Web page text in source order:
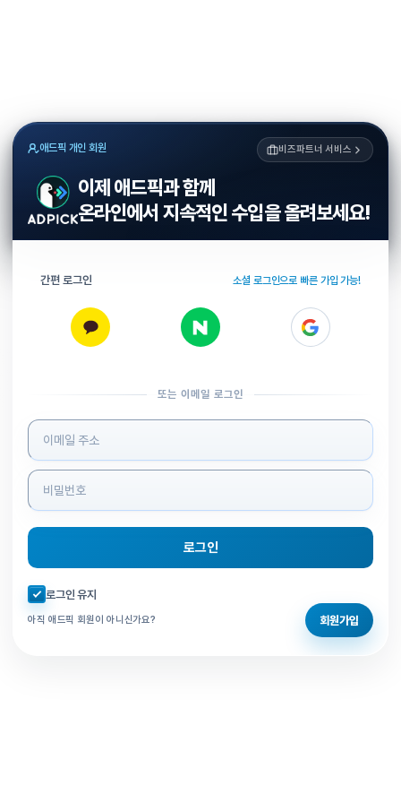
애드픽 개인 회원 비즈파트너 서비스
이제 애드픽과 함께
온라인에서 지속적인 수입을 올려보세요!
간편 로그인 소셜 로그인으로 빠른 가입 가능!
또는 이메일 로그인
로그인 정보 입력
로그인
자동로그인 체크
로그인 유지
아직 애드픽 회원이 아니신가요? 회원가입